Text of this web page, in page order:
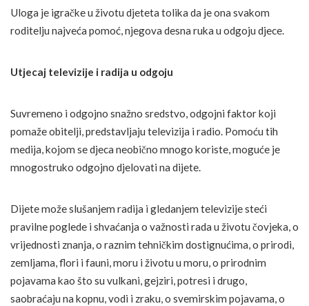
Uloga je igračke u životu djeteta tolika da je ona svakom
roditelju najveća pomoć, njegova desna ruka u odgoju djece.
Utjecaj televizije i radija u odgoju
Suvremeno i odgojno snažno sredstvo, odgojni faktor koji
pomaže obitelji, predstavljaju televizija i radio. Pomoću tih
medija, kojom se djeca neobično mnogo koriste, moguće je
mnogostruko odgojno djelovati na dijete.
Dijete može slušanjem radija i gledanjem televizije steći
pravilne poglede i shvaćanja o važnosti rada u životu čovjeka, o
vrijednosti znanja, o raznim tehničkim dostignućima, o prirodi,
zemljama, flori i fauni, moru i životu u moru, o prirodnim
pojavama kao što su vulkani, gejziri, potresi i drugo,
saobraćaju na kopnu, vodi i zraku, o svemirskim pojavama, o